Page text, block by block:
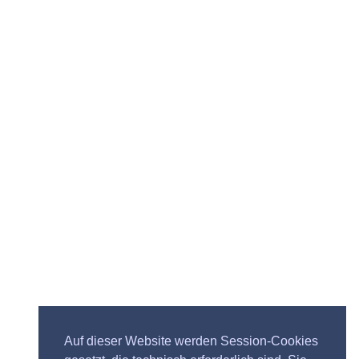
Auf dieser Website werden Session-Cookies